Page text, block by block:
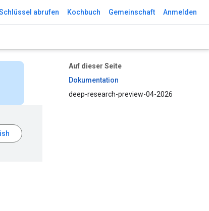
abrufen Kochbuch Gemeinschaft Anmelden
Auf dieser Seite
Dokumentation
deep-research-preview-04-2026